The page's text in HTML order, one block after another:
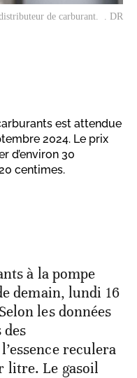
de carburant. . DR
est attendue
2024. Le prix
d’environ 30
centimes.
à la pompe
demain, lundi 16
les données
reculera
litre. Le gasoil